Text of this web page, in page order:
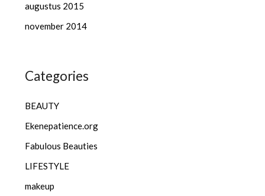
augustus 2015
november 2014
Categories
BEAUTY
Ekenepatience.org
Fabulous Beauties
LIFESTYLE
makeup